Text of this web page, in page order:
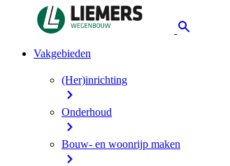
Vakgebieden
(Her)inrichting
Onderhoud
Bouw- en woonrijp maken